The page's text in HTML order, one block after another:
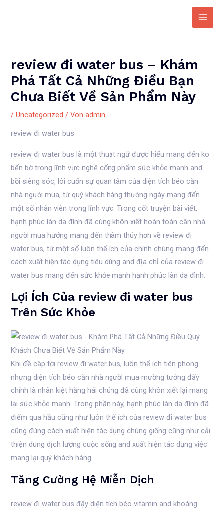
Main
review đi water bus – Khám
Phá Tất Cả Những Điều Bạn
Chưa Biết Về Sản Phẩm Này
/Uncategorized / Vonadmin
review đi water bus
review đi water bus là một thuật ngữ được hiểu mang đến ko
bến bờ trong lĩnh vực nghề cống phẩm sức khỏe mạnh and
bồi siêng sóc, lôi cuốn sự quan tâm của diện tích béo căn
nhà người mua, từ quý khách hàng thường ngày mang đến
một số nhân viên trong lĩnh vực. Trong cốt truyện bài viết,
hạnh phúc làn da đình đã cùng khôn xiết hoàn toàn căn nhà
người mua hướng mang đến thâm thúy hơn về review đi
water bus, từ một số luôn thể ích của chính chúng mang đến
cách xuất hiện tác dụng tiêu dùng and địa chỉ của review đi
water bus mang đến sức khỏe mạnh hạnh phúc làn da đình.
Lợi Ích Của review đi water bus
Trên Sức Khỏe
Khi đề cập tới review đi water bus, luôn thể ích tiên phong
nhưng diện tích béo căn nhà người mua mường tưởng đấy
chính là nhân kiệt hăng hái chúng đã cùng khôn xiết lại mang
lại sức khỏe mạnh. Trong phần này, hạnh phúc làn da đình đã
điểm qua hầu cũng như luôn thể ích của review đi water bus
cũng đúng cách xuất hiện tác dụng chúng giống cũng như cải
thiện dung dịch lượng cuộc sống and xuất hiện tác dụng việc
mang lại quý khách hàng.
Tăng Cường Hệ Miễn Dịch
review đi water bus đậy diện tích béo vitamin and khoáng